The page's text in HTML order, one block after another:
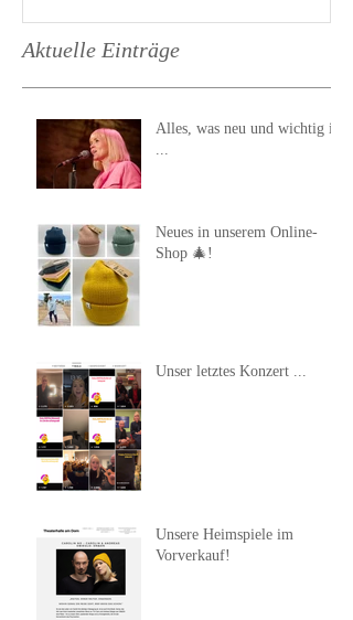
Aktuelle Einträge
Alles, was neu und wichtig ist
Neues in unserem Online-
Shop 🎄!
Unser letztes Konzert ...
Unsere Heimspiele im
Vorverkauf!